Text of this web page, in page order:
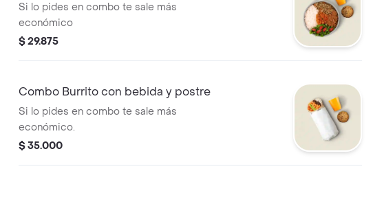
Si lo pides en combo te sale más
económico
$ 29.875
Combo Burrito con bebida y postre
Si lo pides en combo te sale más
económico.
$ 35.000